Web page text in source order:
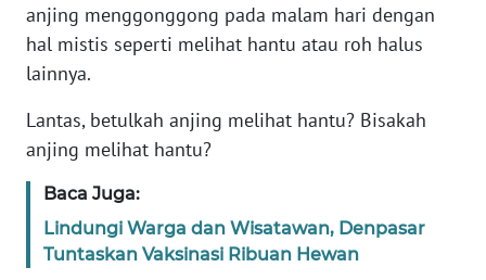
anjing menggonggong pada malam hari dengan
hal mistis seperti melihat hantu atau roh halus
lainnya.
Lantas, betulkah anjing melihat hantu? Bisakah
anjing melihat hantu?
Baca Juga:
Lindungi Warga dan Wisatawan, Denpasar
Tuntaskan Vaksinasi Ribuan Hewan
DISCLAIMER
News
Regional
WN
SUMUT